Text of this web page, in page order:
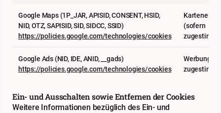
Google Maps (1P_JAR, APISID, CONSENT, HSID,
NID, OTZ, SAPISID, SID, SIDCC, SSID)
https://policies.google.com/technologies/cookies
(sofern
Google Ads (NID, IDE, ANID, __gads)
https://policies.google.com/technologies/cookies
Werbung
Ein- und Ausschalten sowie Entfernen der Cookies
Weitere Informationen bezüglich des Ein- und